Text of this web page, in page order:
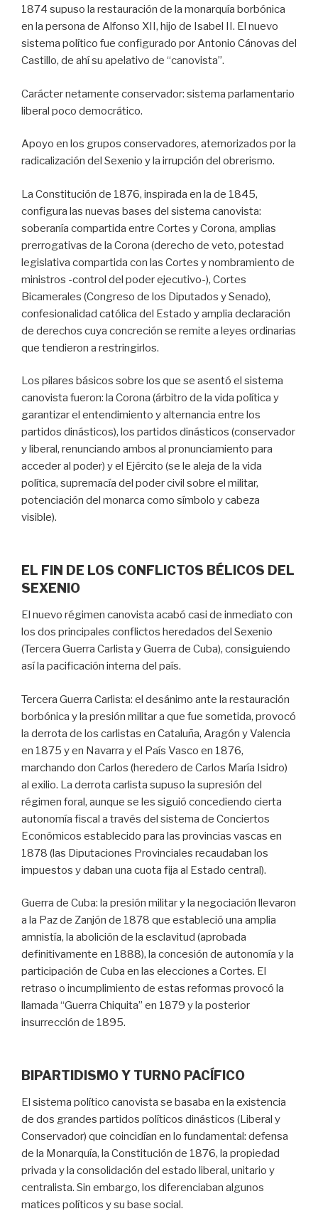
1874 supuso la restauración de la monarquía borbónica
en la persona de Alfonso XII, hijo de Isabel II. El nuevo
sistema político fue configurado por Antonio Cánovas del
Castillo, de ahí su apelativo de “canovista”.
Carácter netamente conservador: sistema parlamentario
liberal poco democrático.
Apoyo en los grupos conservadores, atemorizados por la
radicalización del Sexenio y la irrupción del obrerismo.
La Constitución de 1876, inspirada en la de 1845,
configura las nuevas bases del sistema canovista:
soberanía compartida entre Cortes y Corona, amplias
prerrogativas de la Corona (derecho de veto, potestad
legislativa compartida con las Cortes y nombramiento de
ministros -control del poder ejecutivo-), Cortes
Bicamerales (Congreso de los Diputados y Senado),
confesionalidad católica del Estado y amplia declaración
de derechos cuya concreción se remite a leyes ordinarias
que tendieron a restringirlos.
Los pilares básicos sobre los que se asentó el sistema
canovista fueron: la Corona (árbitro de la vida política y
garantizar el entendimiento y alternancia entre los
partidos dinásticos), los partidos dinásticos (conservador
y liberal, renunciando ambos al pronunciamiento para
acceder al poder) y el Ejército (se le aleja de la vida
política, supremacía del poder civil sobre el militar,
potenciación del monarca como símbolo y cabeza
visible).
EL FIN DE LOS CONFLICTOS BÉLICOS DEL
SEXENIO
El nuevo régimen canovista acabó casi de inmediato con
los dos principales conflictos heredados del Sexenio
(Tercera Guerra Carlista y Guerra de Cuba), consiguiendo
así la pacificación interna del país.
Tercera Guerra Carlista: el desánimo ante la restauración
borbónica y la presión militar a que fue sometida, provocó
la derrota de los carlistas en Cataluña, Aragón y Valencia
en 1875 y en Navarra y el País Vasco en 1876,
marchando don Carlos (heredero de Carlos María Isidro)
al exilio. La derrota carlista supuso la supresión del
régimen foral, aunque se les siguió concediendo cierta
autonomía fiscal a través del sistema de Conciertos
Económicos establecido para las provincias vascas en
1878 (las Diputaciones Provinciales recaudaban los
impuestos y daban una cuota fija al Estado central).
Guerra de Cuba: la presión militar y la negociación llevaron
a la Paz de Zanjón de 1878 que estableció una amplia
amnistía, la abolición de la esclavitud (aprobada
definitivamente en 1888), la concesión de autonomía y la
participación de Cuba en las elecciones a Cortes. El
retraso o incumplimiento de estas reformas provocó la
llamada “Guerra Chiquita” en 1879 y la posterior
insurrección de 1895.
BIPARTIDISMO Y TURNO PACÍFICO
El sistema político canovista se basaba en la existencia
de dos grandes partidos políticos dinásticos (Liberal y
Conservador) que coincidían en lo fundamental: defensa
de la Monarquía, la Constitución de 1876, la propiedad
privada y la consolidación del estado liberal, unitario y
centralista. Sin embargo, los diferenciaban algunos
matices políticos y su base social.